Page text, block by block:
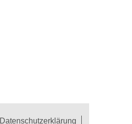
Datenschutzerklärung